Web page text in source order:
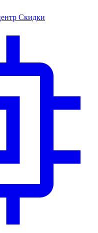
Скидки